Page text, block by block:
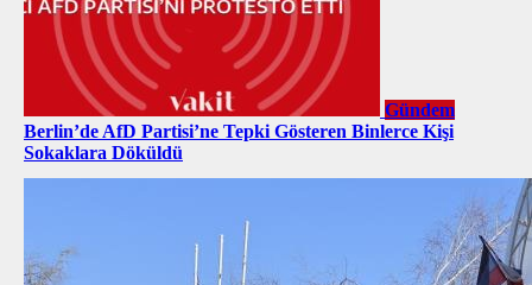
Gündem
Berlin’de AfD Partisi’ne Tepki Gösteren Binlerce Kişi
Sokaklara Döküldü